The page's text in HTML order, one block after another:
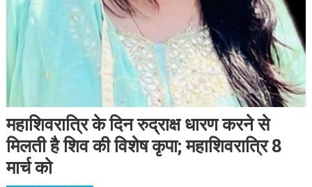
महाशिवरात्रि के दिन रुद्राक्ष धारण करने से
मिलती है शिव की विशेष कृपा; महाशिवरात्रि 8
मार्च को